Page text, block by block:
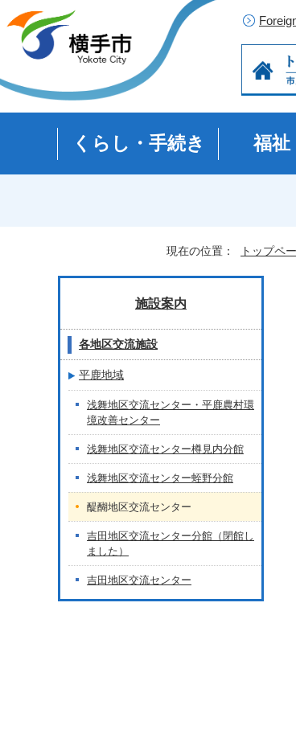
くらし・手続き 福祉
現在の位置： トップペ
施設案内
各地区交流施設
平鹿地域
浅舞地区交流センター・平鹿農村環
境改善センター
浅舞地区交流センター樽見内分館
浅舞地区交流センター蛭野分館
醍醐地区交流センター
吉田地区交流センター分館（閉館し
ました）
吉田地区交流センター